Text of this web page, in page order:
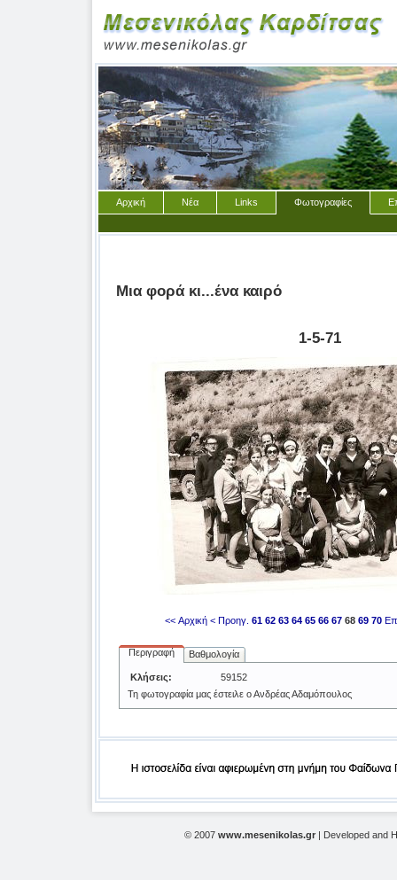
Αρχική Νέα Links Φωτογραφίες
Μια φορά κι...ένα καιρό
1-5-71
<< Αρχική < Προηγ. 61 62 63 64 65 66 67 68 69 70
Περιγραφή Βαθμολογία
Κλήσεις:
59152
Τη φωτογραφία μας έστειλε ο Ανδρέας Αδαμόπουλος
© 2007 www.mesenikolas.gr | Developed and